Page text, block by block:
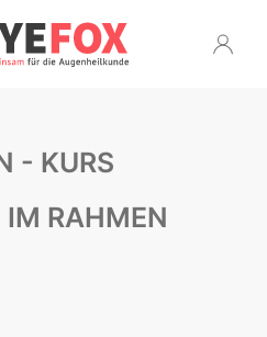
- KURS
IM RAHMEN